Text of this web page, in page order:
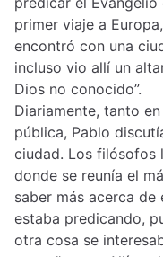
primer viaje a
encontró con una
incluso vio allí un
Dios no conocido”.
Diariamente, tanto
pública, Pablo
ciudad. Los filósofos
donde se reunía el
saber más acerca
estaba predicando,
otra cosa se